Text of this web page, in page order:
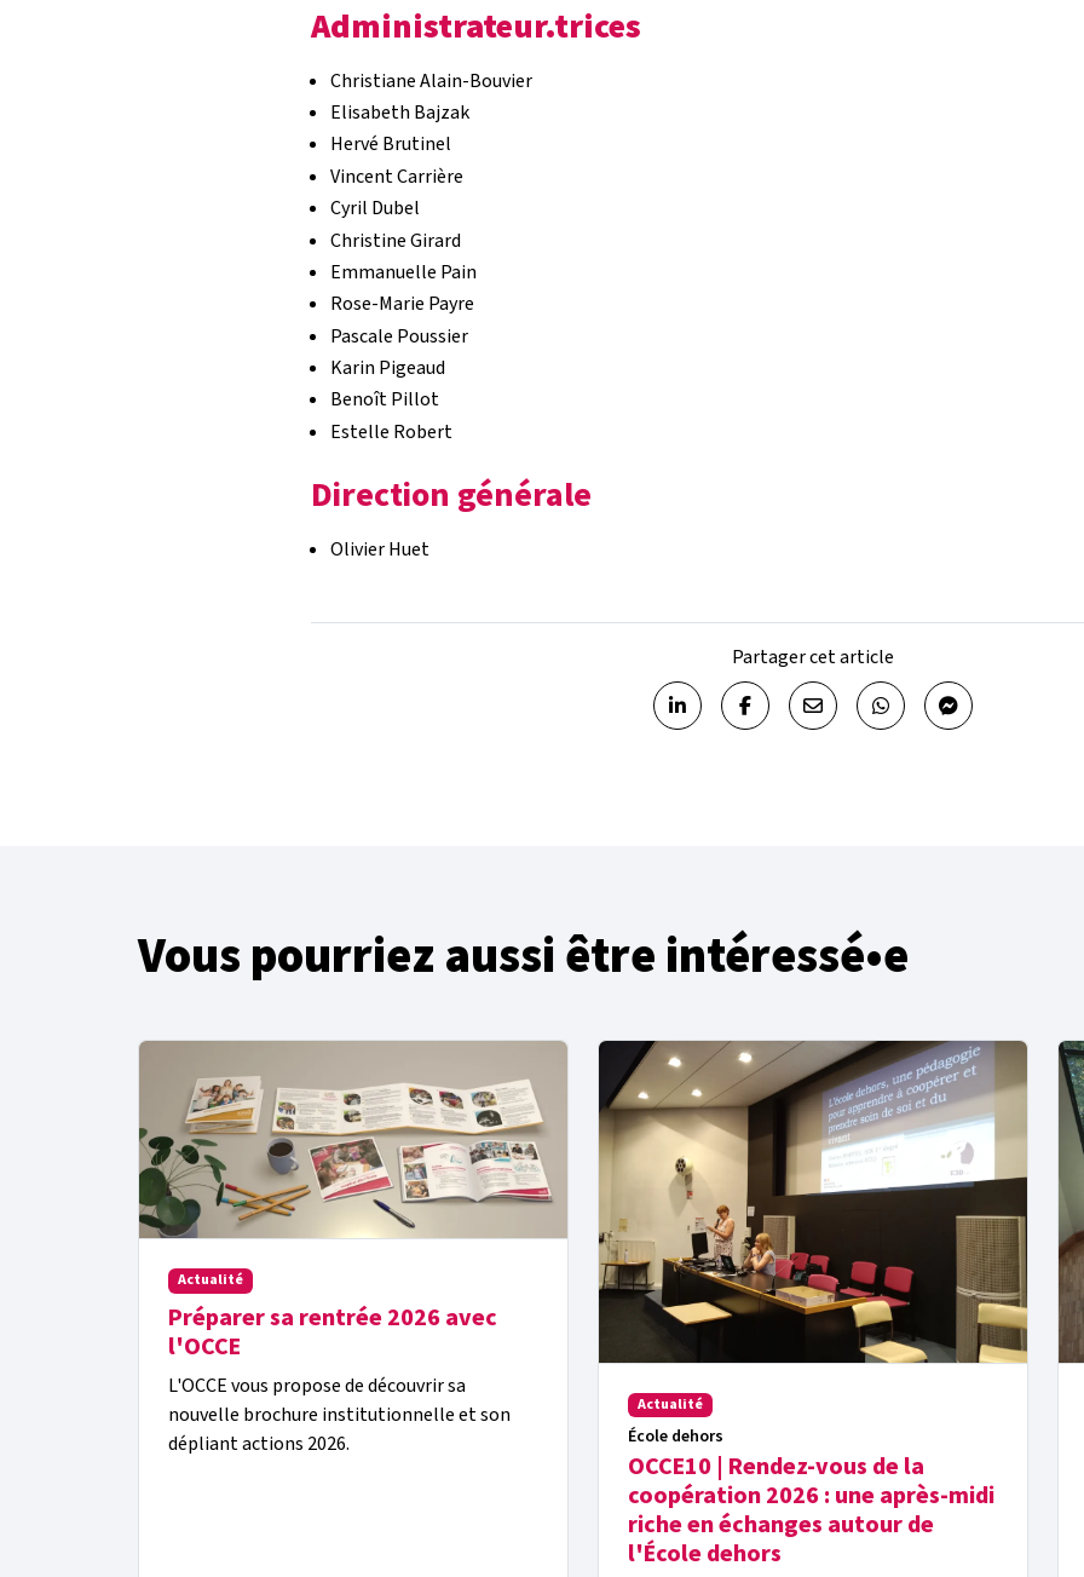
Administrateur.trices
Christiane Alain-Bouvier
Elisabeth Bajzak
Hervé Brutinel
Vincent Carrière
Cyril Dubel
Christine Girard
Emmanuelle Pain
Rose-Marie Payre
Pascale Poussier
Karin Pigeaud
Benoît Pillot
Estelle Robert
Direction générale
Olivier Huet
Partager cet article
Partager sur LinkedIn
Partager sur Facebook
Partager par email
Partager sur WhatsApp
Partager sur
Vous pourriez aussi être intéressé•e
Actualité
Préparer sa rentrée 2026 avec
l'OCCE
L'OCCE vous propose de découvrir sa
nouvelle brochure institutionnelle et son
dépliant actions 2026.
Actualité
École dehors
OCCE10 | Rendez-vous de la
coopération 2026 : une après-midi
riche en échanges autour de
l'École dehors